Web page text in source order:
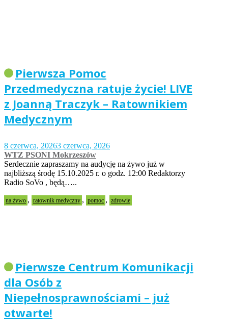
Pierwsza Pomoc
Przedmedyczna ratuje życie! LIVE
z Joanną Traczyk – Ratownikiem
Medycznym
8 czerwca, 20263 czerwca, 2026
WTZ PSONI Mokrzeszów
Serdecznie zapraszamy na audycję na żywo już w
najbliższą środę 15.10.2025 r. o godz. 12:00 Redaktorzy
Radio SoVo , będą…..
na żywo , ratownik medyczny , pomoc , zdrowie
Pierwsze Centrum Komunikacji
dla Osób z
Niepełnosprawnościami – już
otwarte!